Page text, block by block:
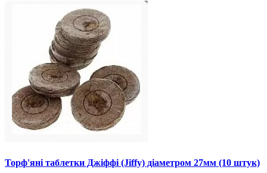
Торф'яні таблетки Джіффі (Jiffy) діаметром 27мм (10 штук)